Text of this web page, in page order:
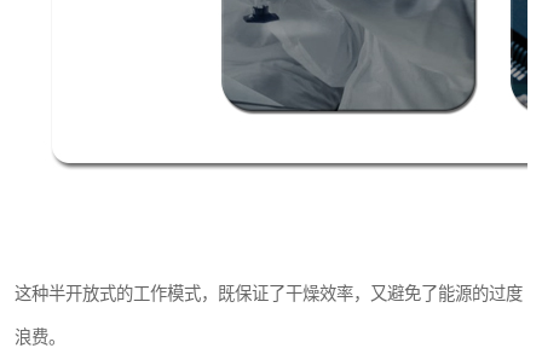
这种半开放式的工作模式，既保证了干燥效率，又避免了能源的过度
浪费。